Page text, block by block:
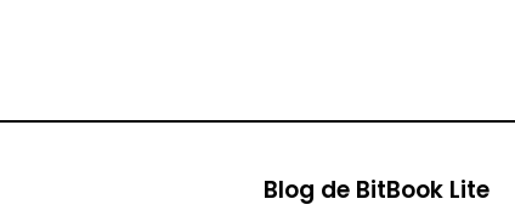
Blog de BitBook Lite